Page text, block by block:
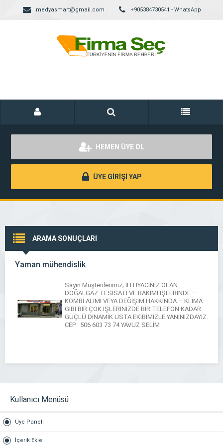
medyasmart@gmail.com +905384730541 - WhatsApp
HEMEN ÜYE OL
ÜYE GİRİŞİ YAP
ARAMA SONUÇLARI
Yaman mühendislik
Sayın Müşterilerimiz; İHTİYACINIZ OLAN
DOĞALGAZ TESİSATI VE BAKIMI İŞLERİNDE –
KOMBİ ALIMI VEYA DEĞİŞİM HAKKINDA – KLİMA
GİBİ BİR ÇOK İŞLERİNİZDE BİR TELEFON KADAR
GÜÇLÜ DİNAMİK USTA EKİBİMİZLE YANINIZDAYIZ.
CEP : 506 603 73 74 YAVUZ SELİM
Kullanıcı Menüsü
Üye Paneli
İçerik Ekle